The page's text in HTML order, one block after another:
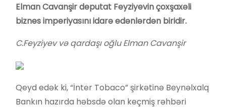
Elman Cavanşir deputat Feyziyevin çoxşaxəli
biznes imperiyasını idarə edənlərdən biridir.
C.Feyziyev və qardaşı oğlu Elman Cavanşir
Qeyd edək ki, “İnter Tobaco” şirkətinə Beynəlxalq
Bankın hazırda həbsdə olan keçmiş rəhbəri